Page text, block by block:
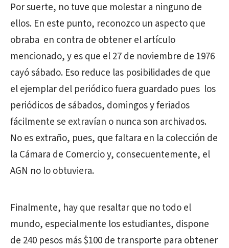
Por suerte, no tuve que molestar a ninguno de
ellos. En este punto, reconozco un aspecto que
obraba en contra de obtener el artículo
mencionado, y es que el 27 de noviembre de 1976
cayó sábado. Eso reduce las posibilidades de que
el ejemplar del periódico fuera guardado pues los
periódicos de sábados, domingos y feriados
fácilmente se extravían o nunca son archivados.
No es extraño, pues, que faltara en la colección de
la Cámara de Comercio y, consecuentemente, el
AGN no lo obtuviera.
Finalmente, hay que resaltar que no todo el
mundo, especialmente los estudiantes, dispone
de 240 pesos más $100 de transporte para obtener